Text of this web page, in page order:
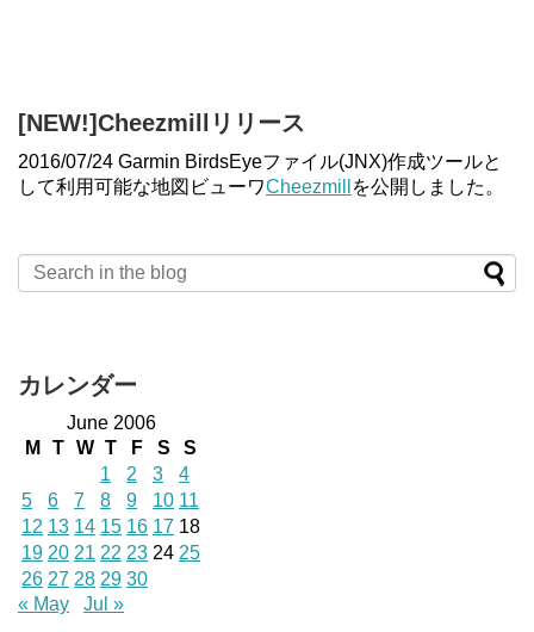
[NEW!]Cheezmillリリース
2016/07/24 Garmin BirdsEyeファイル(JNX)作成ツールと
して利用可能な地図ビューワCheezmill を公開しました。
カレンダー
June 2006
M
T W T F S
S
1
2 3
4
5
6 7 8 9 10 11
12 13 14 15 16 17 18
19 20 21 22 23 24 25
26 27 28 29 30
« May
Jul »